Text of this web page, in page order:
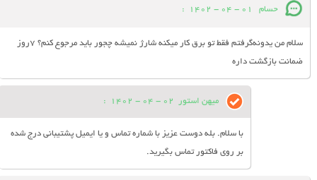
حسام 01 - 04 - 1402
:
سلام من یدونه‌گرفتم فقط تو برق کار میکنه شارژ نمیشه چجور باید مرجوع کنم؟ 7روز
ضمانت بازگشت داره
میهن استور 02 - 04 - 1402
:
با سلام. بله دوست عزیز با شماره تماس و یا ایمیل پشتیبانی درج شده
بر روی فاکتور تماس بگیرید.